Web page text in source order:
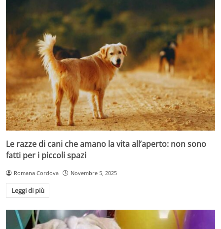
Le razze di cani che amano la vita all’aperto: non sono
fatti per i piccoli spazi
Romana Cordova Novembre 5, 2025
Leggi di più